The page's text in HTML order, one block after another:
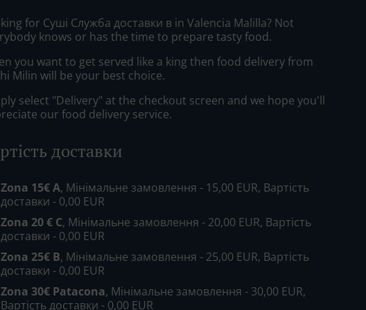
for Суші Служба доставки в in Valencia Malilla? Not
knows or has the time to prepare tasty food.
you want to get served like a king then food delivery from
Milin will be your best choice.
select "Delivery" at the checkout screen and we hope you'll
our food delivery service.
доставки
Zona 15€ A, Мінімальне замовлення - 15,00 EUR, Вартість
доставки - 0,00 EUR
Zona 20 € C, Мінімальне замовлення - 20,00 EUR, Вартість
доставки - 0,00 EUR
Zona 25€ B, Мінімальне замовлення - 25,00 EUR, Вартість
доставки - 0,00 EUR
Zona 30€ Patacona, Мінімальне замовлення - 30,00 EUR,
Вартість доставки - 0,00 EUR